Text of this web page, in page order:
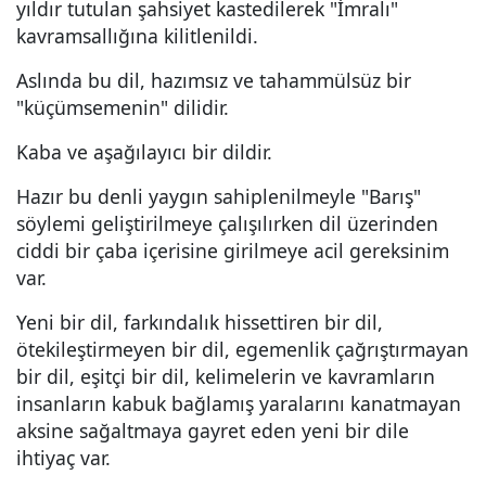
yıldır tutulan şahsiyet kastedilerek "İmralı"
kavramsallığına kilitlenildi.
Aslında bu dil, hazımsız ve tahammülsüz bir
"küçümsemenin" dilidir.
Kaba ve aşağılayıcı bir dildir.
Hazır bu denli yaygın sahiplenilmeyle "Barış"
söylemi geliştirilmeye çalışılırken dil üzerinden
ciddi bir çaba içerisine girilmeye acil gereksinim
var.
Yeni bir dil, farkındalık hissettiren bir dil,
ötekileştirmeyen bir dil, egemenlik çağrıştırmayan
bir dil, eşitçi bir dil, kelimelerin ve kavramların
insanların kabuk bağlamış yaralarını kanatmayan
aksine sağaltmaya gayret eden yeni bir dile
ihtiyaç var.